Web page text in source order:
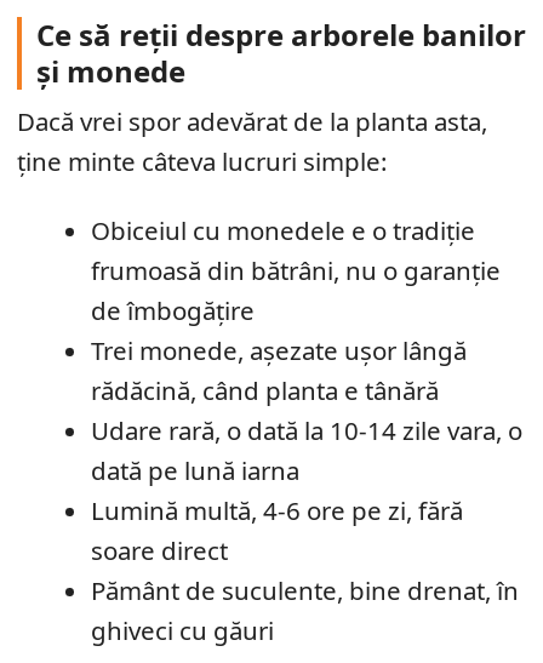
Ce să reții despre arborele banilor
și monede
Dacă vrei spor adevărat de la planta asta,
ține minte câteva lucruri simple:
Obiceiul cu monedele e o tradiție
frumoasă din bătrâni, nu o garanție
de îmbogățire
Trei monede, așezate ușor lângă
rădăcină, când planta e tânără
Udare rară, o dată la 10-14 zile vara, o
dată pe lună iarna
Lumină multă, 4-6 ore pe zi, fără
soare direct
Pământ de suculente, bine drenat, în
ghiveci cu găuri